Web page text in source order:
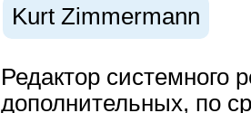
Kurt Zimmermann
Редактор системного
дополнительных, по